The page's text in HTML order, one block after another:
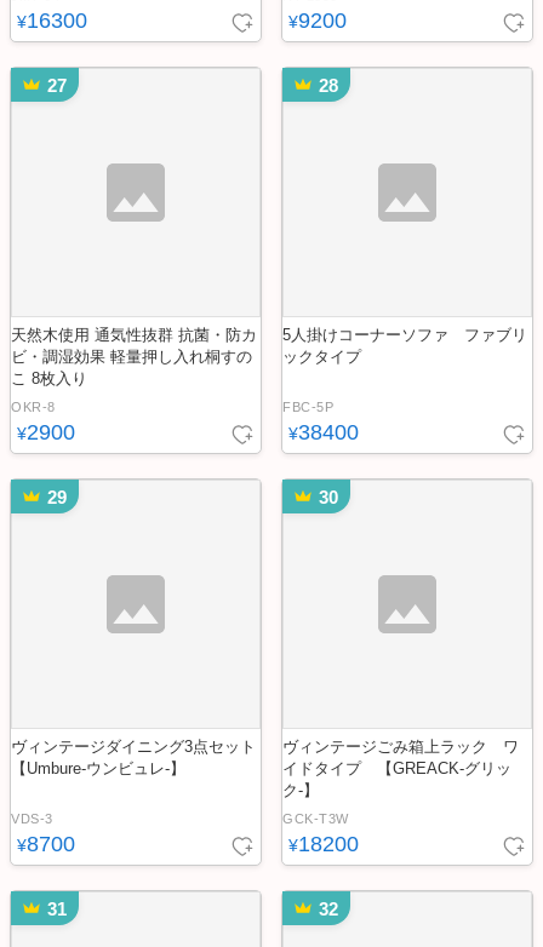
¥16300 ¥9200
27
天然木使用 通気性抜群 抗菌・防カ
ビ・調湿効果 軽量押し入れ桐すの
こ 8枚入り
OKR-8
¥2900
28
5人掛けコーナーソファ ファブリ
ックタイプ
FBC-5P
¥38400
29
ヴィンテージダイニング3点セット
【Umbure-ウンビュレ-】
VDS-3
¥8700
30
ヴィンテージごみ箱上ラック ワ
イドタイプ 【GREACK-グリッ
ク-】
GCK-T3W
¥18200
31 32